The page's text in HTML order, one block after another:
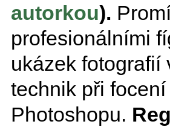
autorkou).
profesionálními
ukázek fotografií
technik při
Photoshopu.